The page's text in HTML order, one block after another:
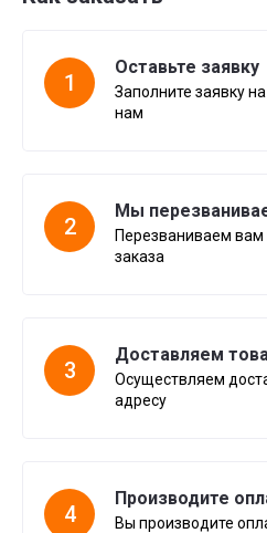
1
Оставьте заявку
Заполните заявку
нам
2
Мы
Перезваниваем
заказа
3
Доставляем
Осуществляем
адресу
4
Производите
Вы производите